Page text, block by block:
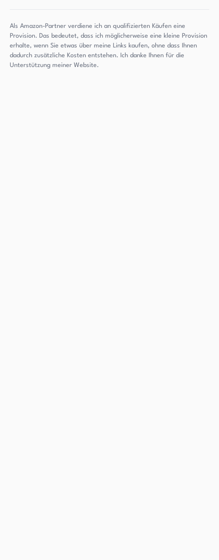
Als Amazon-Partner verdiene ich an qualifizierten Käufen eine
Provision. Das bedeutet, dass ich möglicherweise eine kleine Provision
erhalte, wenn Sie etwas über meine Links kaufen, ohne dass Ihnen
dadurch zusätzliche Kosten entstehen. Ich danke Ihnen für die
Unterstützung meiner Website.